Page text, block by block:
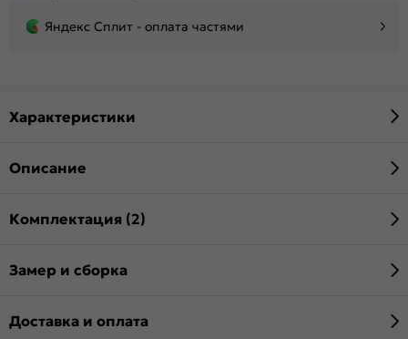
Яндекс Сплит - оплата частями
Характеристики
Описание
Комплектация (2)
Замер и сборка
Доставка и оплата